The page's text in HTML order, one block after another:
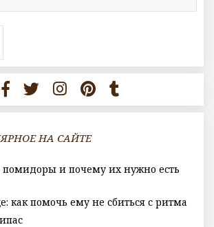
НА САЙТЕ
и почему их нужно есть
как помочь ему не сбиться с ритма